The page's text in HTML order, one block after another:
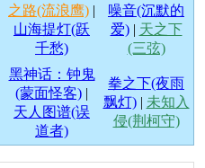
之路(流浪鹰) |
山海提灯(跃
千愁)
噪音(沉默的
爱)| 天之下
(三弦)
黑神话：钟鬼
(蒙面怪客) |
天人图谱(误
道者)
拳之下(夜雨
飘灯)| 未知入
侵(荆柯守)